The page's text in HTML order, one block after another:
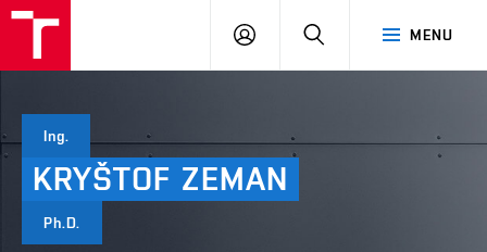
MENU
PŘIHLÁSIT
Ing.
KRYŠTOF ZEMAN
Ph.D.